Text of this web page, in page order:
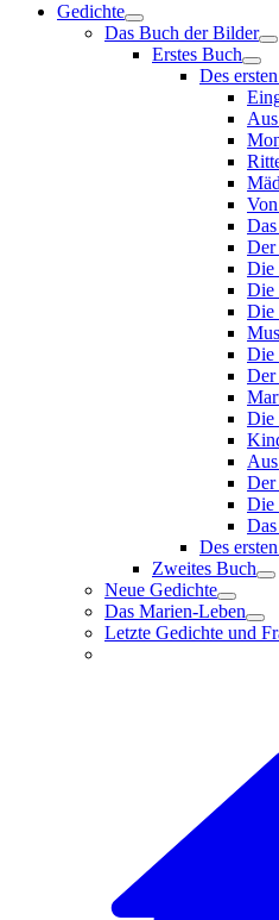
Gedichte
Das Buch der Bilder
Erstes Buch
Des
Der
Die
Die
Die
Die
Der
Die
Der
Die
Des
Zweites Buch
Neue Gedichte
Das Marien-Leben
Letzte Gedichte und